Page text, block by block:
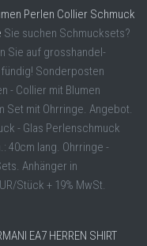
Perlen Collier Schmuck
Sie suchen Schmucksets?
Sie auf grosshandel-
Sonderposten
- Collier mit Blumen
Set mit Ohrringe. Angebot.
- Glas Perlenschmuck
40cm lang. Ohrringe -
Anhänger in
Stück + 19% MwSt.
EA7 HERREN SHIRT